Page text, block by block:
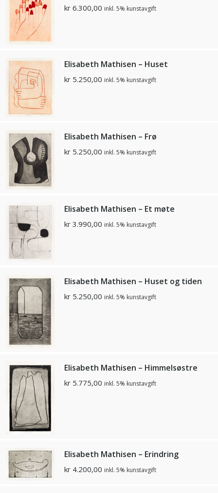
kr 6.300,00 inkl. 5% kunstavgift
Elisabeth Mathisen – Huset
kr 5.250,00 inkl. 5% kunstavgift
Elisabeth Mathisen – Frø
kr 5.250,00 inkl. 5% kunstavgift
Elisabeth Mathisen – Et møte
kr 3.990,00 inkl. 5% kunstavgift
Elisabeth Mathisen – Huset og tiden
kr 5.250,00 inkl. 5% kunstavgift
Elisabeth Mathisen – Himmelsøstre
kr 5.775,00 inkl. 5% kunstavgift
Elisabeth Mathisen – Erindring
kr 4.200,00 inkl. 5% kunstavgift